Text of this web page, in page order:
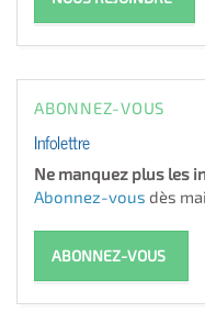
ABONNEZ-VOUS
Infolettre
Ne manquez plus les
Abonnez-vous dès
ABONNEZ-VOUS